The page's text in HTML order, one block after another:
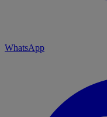
WhatsApp